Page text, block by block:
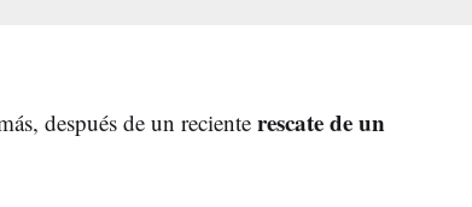
después de un reciente rescate de un